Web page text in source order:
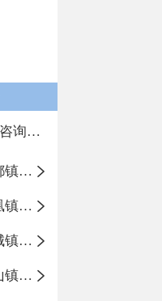
信息公开咨询指南
临淄区齐都镇中心学校
临淄区凤凰镇中心学校
临淄区皇城镇中心学校
临淄区金山镇中心学校